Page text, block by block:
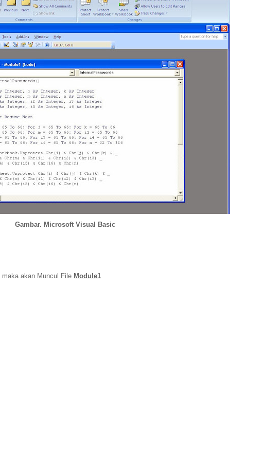
Gambar. Microsoft Visual Basic
maka akan Muncul File Module1